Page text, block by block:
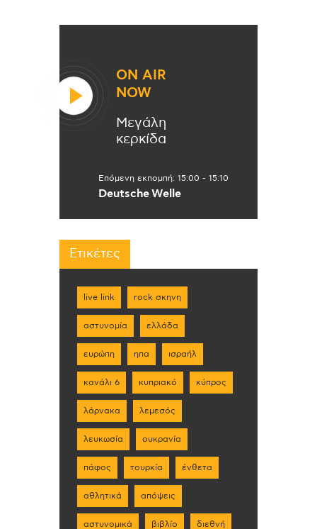
ON AIR
NOW
Μεγάλη
κερκίδα
Επόμενη εκπομπή: 15:00 - 15:10
Deutsche Welle
Ετικέτες
live link rock σκηνη
αστυνομία ελλάδα
ευρώπη ηπα ισραήλ
κανάλι 6 κυπριακό κύπρος
λάρνακα λεμεσός
λευκωσία ουκρανία
πάφος τουρκία ένθετα
αθλητικά απόψεις
αστυνομικά βιβλίο διεθνή